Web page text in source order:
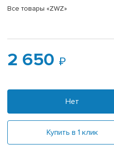
Все товары «ZWZ»
2 650
Нет
Купить в 1 клик